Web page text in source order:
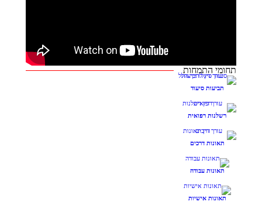
תחומי התמחות
תביעות סיעוד
רשלנות רפואית
תאונות דרכים
תאונות עבודה
תאונות אישיות